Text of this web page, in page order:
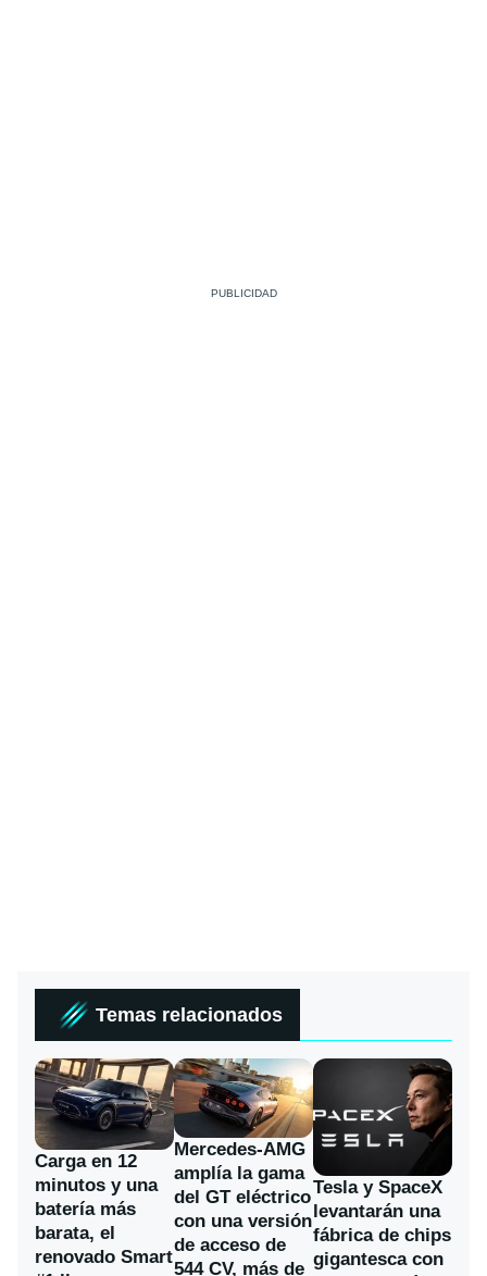
Temas relacionados
Carga en 12
minutos y una
batería más
barata, el
renovado Smart
Mercedes-AMG
amplía la gama
del GT eléctrico
con una versión
de acceso de
544 CV, más de
Tesla y SpaceX
levantarán una
fábrica de chips
gigantesca con